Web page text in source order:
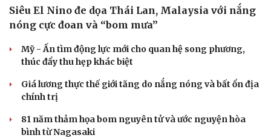
Siêu El Nino đe dọa Thái Lan, Malaysia với nắng
nóng cực đoan và “bom mưa”
Mỹ - Ấn tìm động lực mới cho quan hệ song phương,
thúc đẩy thu hẹp khác biệt
Giá lương thực thế giới tăng do nắng nóng và bất ổn địa
chính trị
81 năm thảm họa bom nguyên tử và ước nguyện hòa
bình từ Nagasaki